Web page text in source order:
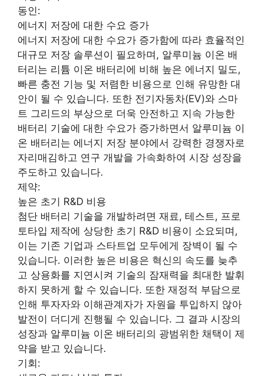
동인:
에너지 저장에 대한 수요 증가
에너지 저장에 대한 수요가 증가함에 따라 효율적인
대규모 저장 솔루션이 필요하며, 알루미늄 이온 배
터리는 리튬 이온 배터리에 비해 높은 에너지 밀도,
빠른 충전 기능 및 저렴한 비용으로 인해 유망한 대
안이 될 수 있습니다. 또한 전기자동차(EV)와 스마
트 그리드의 부상으로 더욱 안전하고 지속 가능한
배터리 기술에 대한 수요가 증가하면서 알루미늄 이
온 배터리는 에너지 저장 분야에서 강력한 경쟁자로
자리매김하고 연구 개발을 가속화하여 시장 성장을
주도하고 있습니다.
제약:
높은 초기 R&D 비용
첨단 배터리 기술을 개발하려면 재료, 테스트, 프로
토타입 제작에 상당한 초기 R&D 비용이 소요되며,
이는 기존 기업과 스타트업 모두에게 장벽이 될 수
있습니다. 이러한 높은 비용은 혁신의 속도를 늦추
고 상용화를 지연시켜 기술의 잠재력을 최대한 발휘
하지 못하게 할 수 있습니다. 또한 재정적 부담으로
인해 투자자와 이해관계자가 자원을 투입하지 않아
발전이 더디게 진행될 수 있습니다. 그 결과 시장의
성장과 알루미늄 이온 배터리의 광범위한 채택이 제
약을 받고 있습니다.
기회: